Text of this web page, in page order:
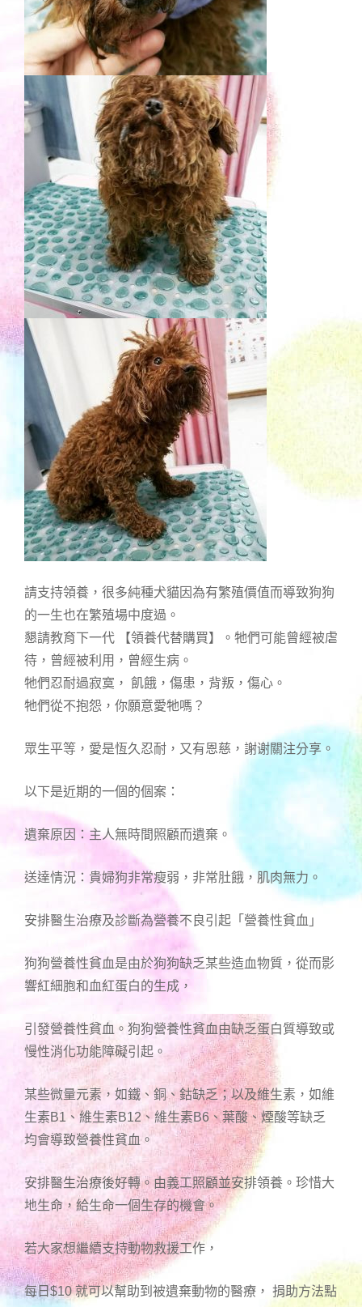
請支持領養，很多純種犬貓因為有繁殖價值而導致狗狗
的一生也在繁殖場中度過。
懇請教育下一代 【領養代替購買】。牠們可能曾經被虐
待，曾經被利用，曾經生病。
牠們忍耐過寂寞， 飢餓，傷患，背叛，傷心。
牠們從不抱怨，你願意愛牠嗎？
眾生平等，愛是恆久忍耐，又有恩慈，謝谢關注分享。
以下是近期的一個的個案：
遺棄原因：主人無時間照顧而遺棄。
送達情況：貴婦狗非常瘦弱，非常肚餓，肌肉無力。
安排醫生治療及診斷為營養不良引起「營養性貧血」
狗狗營養性貧血是由於狗狗缺乏某些造血物質，從而影
響紅細胞和血紅蛋白的生成，
引發營養性貧血。狗狗營養性貧血由缺乏蛋白質導致或
慢性消化功能障礙引起。
某些微量元素，如鐵、銅、鈷缺乏；以及維生素，如維
生素B1、維生素B12、維生素B6、葉酸、煙酸等缺乏
均會導致營養性貧血。
安排醫生治療後好轉。由義工照顧並安排領養。珍惜大
地生命，給生命一個生存的機會。
若大家想繼續支持動物救援工作，
每日$10 就可以幫助到被遺棄動物的醫療， 捐助方法點